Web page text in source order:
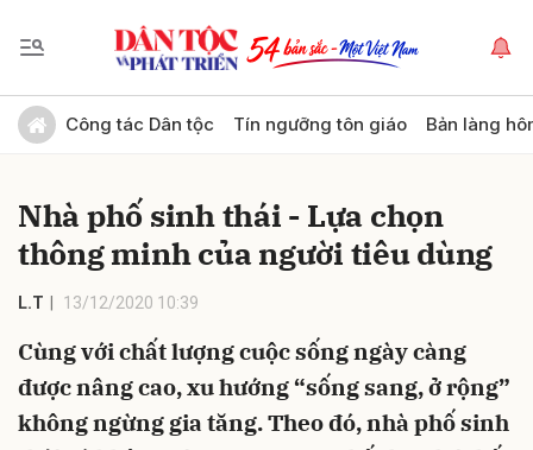
Công tác Dân tộc Tín ngưỡng tôn giáo Bản làng
Nhà phố sinh thái - Lựa chọn
thông minh của người tiêu dùng
L.T 13/12/2020 10:39
Cùng với chất lượng cuộc sống ngày càng
được nâng cao, xu hướng “sống sang, ở rộng”
không ngừng gia tăng. Theo đó, nhà phố sinh
Gửi bình luận
Hủy Gửi